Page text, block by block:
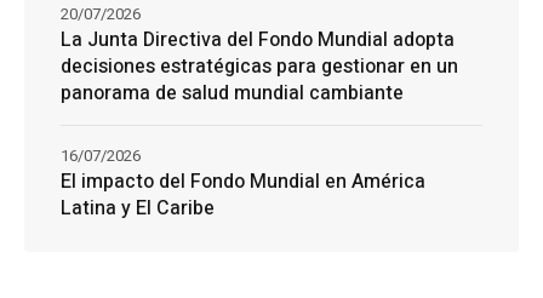
La Junta Directiva del Fondo Mundial adopta
decisiones estratégicas para gestionar en un
panorama de salud mundial cambiante
20/07/2026
El impacto del Fondo Mundial en América
Latina y El Caribe
16/07/2026